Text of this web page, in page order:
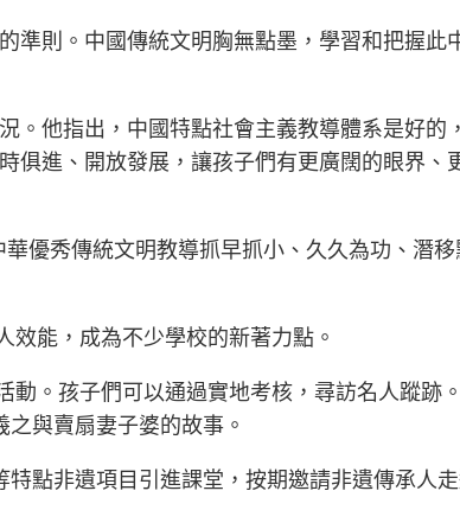
準則。中國傳統文明胸無點墨，學習和把握
。他指出，中國特點社會主義教導體系是好
俱進、開放發展，讓孩子們有更廣闊的眼界
優秀傳統文明教導抓早抓小、久久為功、潛
效能，成為不少學校的新著力點。
動。孩子們可以通過實地考核，尋訪名人蹤跡
之與賣扇妻子婆的故事。
特點非遺項目引進課堂，按期邀請非遺傳承人